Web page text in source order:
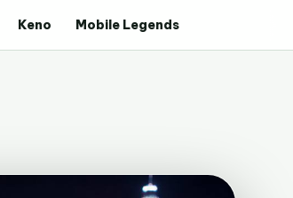
Keno Mobile Legends